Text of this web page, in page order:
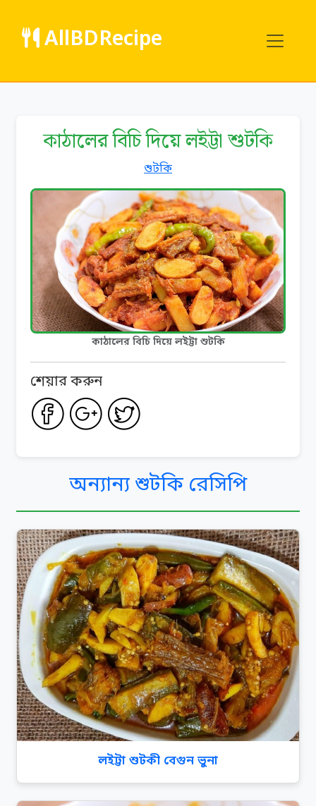
AllBDRecipe
কাঠালের বিচি দিয়ে লইট্টা শুটকি
শুটকি
কাঠালের বিচি দিয়ে লইট্টা শুটকি
শেয়ার করুন
অন্যান্য শুটকি রেসিপি
লইট্টা শুটকী বেগুন ভুনা